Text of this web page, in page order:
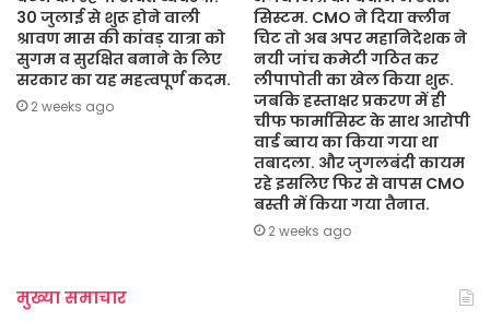
30 जुलाई से शुरू होने वाली
श्रावण मास की कांवड़ यात्रा को
सुगम व सुरक्षित बनाने के लिए
सरकार का यह महत्वपूर्ण कदम.
2 weeks ago
सिस्टम. CMO ने दिया क्लीन
चिट तो अब अपर महानिदेशक ने
नयी जांच कमेटी गठित कर
लीपापोती का खेल किया शुरू.
जबकि हस्ताक्षर प्रकरण में ही
चीफ फार्मासिस्ट के साथ आरोपी
वार्ड ब्वाय का किया गया था
तबादला. और जुगलबंदी कायम
रहे इसलिए फिर से वापस CMO
बस्ती में किया गया तैनात.
2 weeks ago
मुख्या समाचार